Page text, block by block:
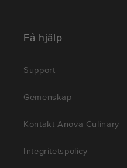
Få hjälp
Support
Gemenskap
Kontakt Anova Culinary
Integritetspolicy